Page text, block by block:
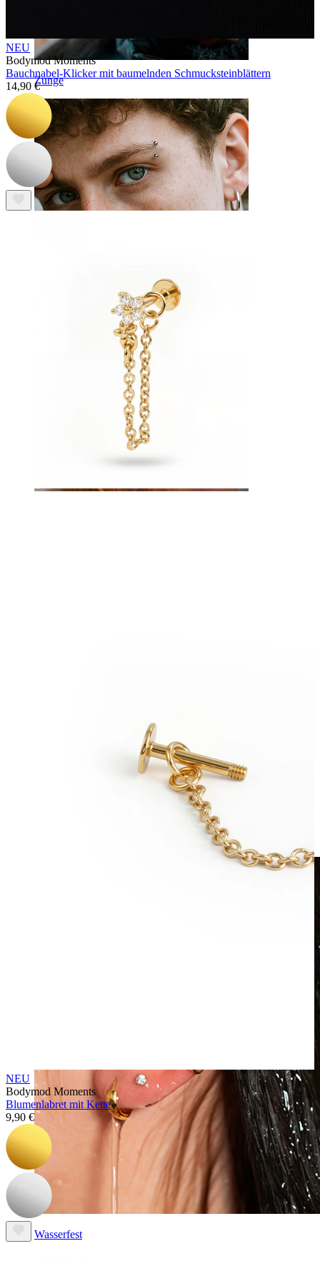
Zunge
Wasserfest
NEU
Bodymod Moments
Bauchnabel-Klicker mit baumelnden Schmucksteinblättern
14,90 €
NEU
Bodymod Moments
Blumenlabret mit Kette
9,90 €